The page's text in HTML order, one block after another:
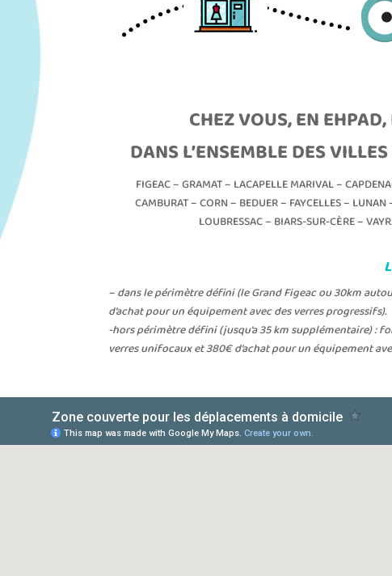
CHEZ VOUS, EN
DANS L’ENSEMBLE DES
FIGEAC – GRAMAT – LACAPELLE MARIVAL –
CAMBURAT – CORN – BEDUER – FAYCELLES –
LOUBRESSAC – BIARS-SUR-CÈRE –
– dans le périmètre défini (le Grand Figeac ou 30km
d’achat pour un équipement avec des verres progressifs).
-hors périmètre défini (jusqu’a 35 km supplémentaire) :
verres unifocaux et 380€ d’achat pour un équipement